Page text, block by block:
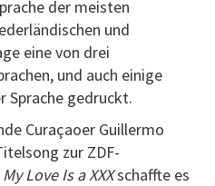
der meisten
und
eine von drei
und auch einige
Sprache gedruckt.
Curaçaoer Guillermo
zur ZDF-
My Love Is a XXXschaffte es